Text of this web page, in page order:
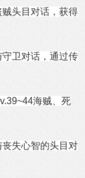
头目对话，获得
卫对话，通过传
海贼、死
失心智的头目对